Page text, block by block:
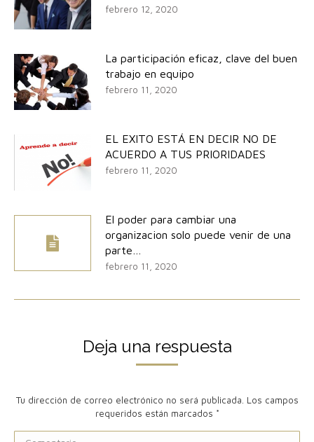
febrero 12, 2020
La participación eficaz, clave del buen
trabajo en equipo
febrero 11, 2020
EL EXITO ESTÁ EN DECIR NO DE
ACUERDO A TUS PRIORIDADES
febrero 11, 2020
El poder para cambiar una
organizacion solo puede venir de una
parte…
febrero 11, 2020
Deja una respuesta
Tu dirección de correo electrónico no será publicada. Los campos
requeridos están marcados *
Comentario